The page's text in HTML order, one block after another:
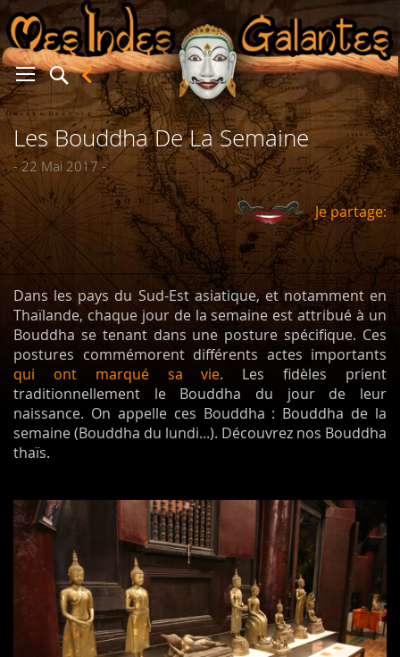
Les Bouddha De La Semaine
- 22 Mai 2017 -
Je partage:
Dans les pays du Sud-Est asiatique, et notamment en
Thaïlande, chaque jour de la semaine est attribué à un
Bouddha se tenant dans une posture spécifique. Ces
postures commémorent différents actes importants
qui ont marqué sa vie. Les fidèles prient
traditionnellement le Bouddha du jour de leur
naissance. On appelle ces Bouddha : Bouddha de la
semaine (Bouddha du lundi...). Découvrez nos Bouddha
thaïs.